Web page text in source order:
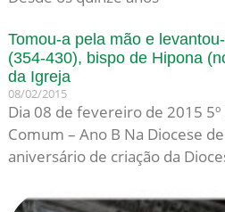
Tomou-a pela mão e
(354-430), bispo de Hipona
da Igreja
08/02/2015
Dia 08 de fevereiro de 2015
Comum – Ano B Na Diocese
aniversário de criação da